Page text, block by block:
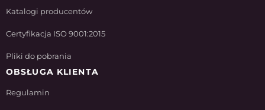
Katalogi producentów
Certyfikacja ISO 9001:2015
Pliki do pobrania
OBSŁUGA KLIENTA
Regulamin